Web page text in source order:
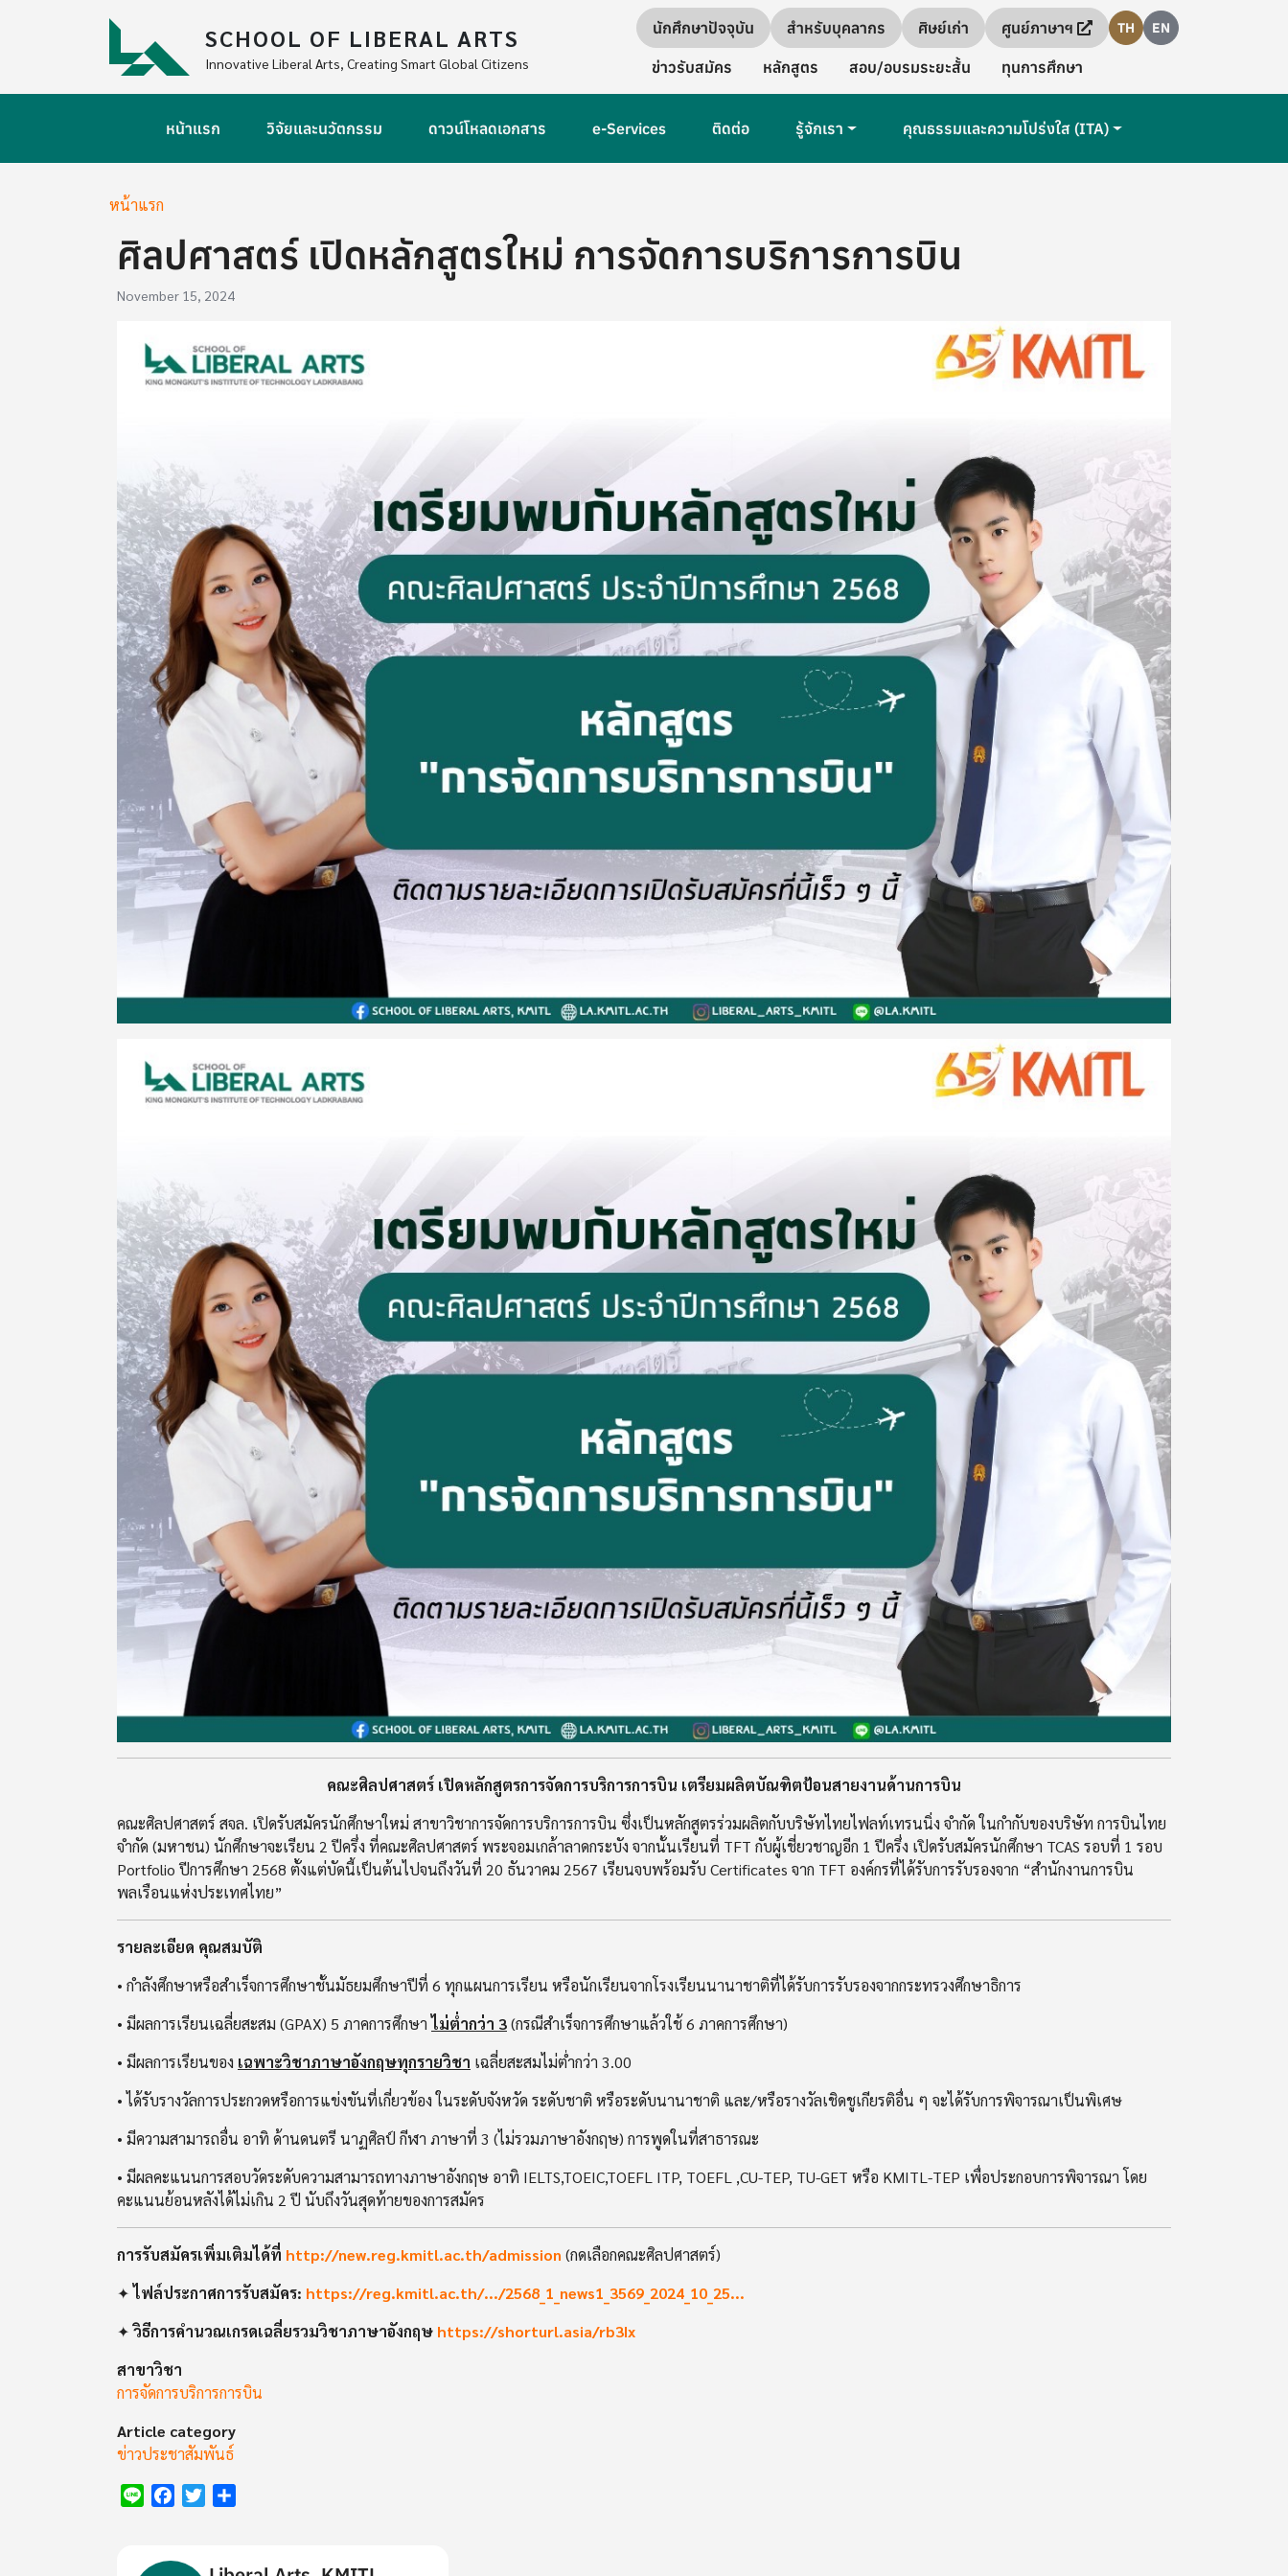
SCHOOL OF LIBERAL ARTS
Innovative Liberal Arts, Creating Smart Global Citizens
Quick links
นักศึกษาปัจจุบัน สำหรับบุคลากร ศิษย์เก่า ศูนย์ภาษาฯ TH EN
Secondary Navigation
ข่าวรับสมัคร หลักสูตร สอบ/อบรมระยะสั้น ทุนการศึกษา
หน้าแรก วิจัยและนวัตกรรม ดาวน์โหลดเอกสาร e-Services ติดต่อ รู้จักเรา คุณธรรมและความโปร่งใส (ITA)
Breadcrumb
หน้าแรก
ศิลปศาสตร์ เปิดหลักสูตรใหม่ การจัดการบริการการบิน
November 15, 2024
คณะศิลปศาสตร์ เปิดหลักสูตรการจัดการบริการการบิน เตรียมผลิตบัณฑิตป้อนสายงานด้านการบิน
คณะศิลปศาสตร์ สจล. เปิดรับสมัครนักศึกษาใหม่ สาขาวิชาการจัดการบริการการบิน ซึ่งเป็นหลักสูตรร่วมผลิตกับบริษัทไทยไฟลท์เทรนนิ่ง จำกัด ในกำกับของบริษัท การบินไทย
จำกัด (มหาชน) นักศึกษาจะเรียน 2 ปีครึ่ง ที่คณะศิลปศาสตร์ พระจอมเกล้าลาดกระบัง จากนั้นเรียนที่ TFT กับผู้เชี่ยวชาญอีก 1 ปีครึ่ง เปิดรับสมัครนักศึกษา TCAS รอบที่ 1 รอบ
Portfolio ปีการศึกษา 2568 ตั้งแต่บัดนี้เป็นต้นไปจนถึงวันที่ 20 ธันวาคม 2567 เรียนจบพร้อมรับ Certificates จาก TFT องค์กรที่ได้รับการรับรองจาก “สำนักงานการบิน
พลเรือนแห่งประเทศไทย”
รายละเอียด คุณสมบัติ
• กำลังศึกษาหรือสำเร็จการศึกษาชั้นมัธยมศึกษาปีที่ 6 ทุกแผนการเรียน หรือนักเรียนจากโรงเรียนนานาชาติที่ได้รับการรับรองจากกระทรวงศึกษาธิการ
• มีผลการเรียนเฉลี่ยสะสม (GPAX) 5 ภาคการศึกษาไม่ต่ำกว่า 3(กรณีสำเร็จการศึกษาแล้วใช้ 6 ภาคการศึกษา)
• มีผลการเรียนของ เฉพาะวิชาภาษาอังกฤษทุกรายวิชา เฉลี่ยสะสมไม่ต่ำกว่า 3.00
• ได้รับรางวัลการประกวดหรือการแข่งขันที่เกี่ยวข้อง ในระดับจังหวัด ระดับชาติ หรือระดับนานาชาติ และ/หรือรางวัลเชิดชูเกียรติอื่น ๆ จะได้รับการพิจารณาเป็นพิเศษ
• มีความสามารถอื่น อาทิ ด้านดนตรี นาฏศิลป์ กีฬา ภาษาที่ 3 (ไม่รวมภาษาอังกฤษ) การพูดในที่สาธารณะ
• มีผลคะแนนการสอบวัดระดับความสามารถทางภาษาอังกฤษ อาทิ IELTS,TOEIC,TOEFL ITP, TOEFL ,CU-TEP, TU-GET หรือ KMITL-TEP เพื่อประกอบการพิจารณา โดย
คะแนนย้อนหลังได้ไม่เกิน 2 ปี นับถึงวันสุดท้ายของการสมัคร
การรับสมัครเพิ่มเติมได้ที่ http://new.reg.kmitl.ac.th/admission (กดเลือกคณะศิลปศาสตร์)
✦ไฟล์ประกาศการรับสมัคร: https://reg.kmitl.ac.th/.../2568_1_news1_3569_2024_10_25...
✦วิธีการคำนวณเกรดเฉลี่ยรวมวิชาภาษาอังกฤษ https://shorturl.asia/rb3Ix
สาขาวิชา
การจัดการบริการการบิน
Article category
ข่าวประชาสัมพันธ์
Line Facebook
Twitter